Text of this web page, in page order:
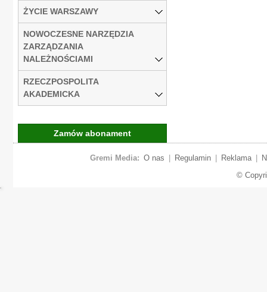
ŻYCIE WARSZAWY
NOWOCZESNE NARZĘDZIA
ZARZĄDZANIA
NALEŻNOŚCIAMI
RZECZPOSPOLITA
AKADEMICKA
Zamów abonament
Gremi Media: O nas Regulamin Reklama
©